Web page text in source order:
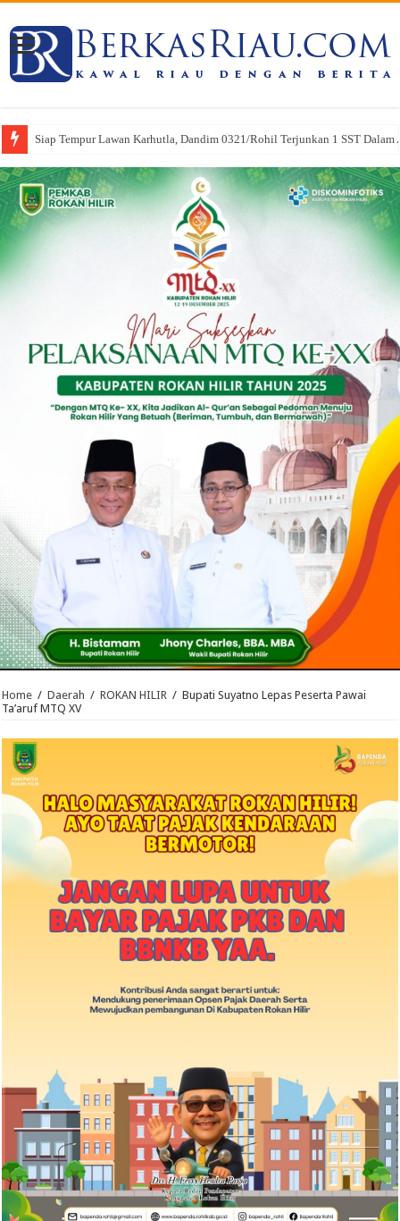
Siap Tempur Lawan Karhutla, Dandim 0321/Rohil Terjunkan 1 SST Dalam
Home / Daerah / ROKAN HILIR / Bupati Suyatno Lepas Peserta Pawai
Ta’aruf MTQ XV